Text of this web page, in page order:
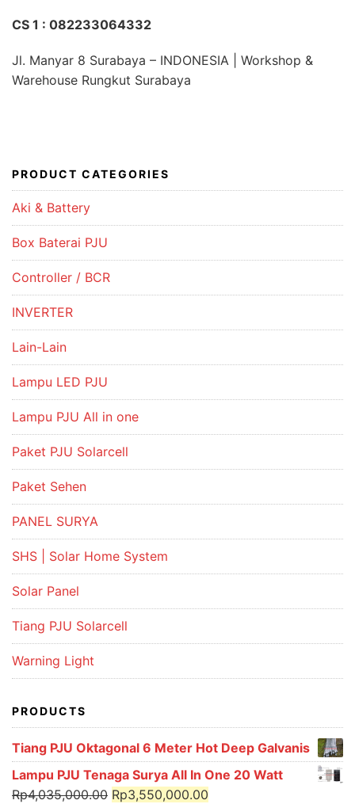
CS 1 : 082233064332
Jl. Manyar 8 Surabaya – INDONESIA | Workshop &
Warehouse Rungkut Surabaya
PRODUCT CATEGORIES
Aki & Battery
Box Baterai PJU
Controller / BCR
INVERTER
Lain-Lain
Lampu LED PJU
Lampu PJU All in one
Paket PJU Solarcell
Paket Sehen
PANEL SURYA
SHS | Solar Home System
Solar Panel
Tiang PJU Solarcell
Warning Light
PRODUCTS
Tiang PJU Oktagonal 6 Meter Hot Deep Galvanis
Lampu PJU Tenaga Surya All In One 20 Watt
Rp4,035,000.00 Original
Rp3,550,000.00